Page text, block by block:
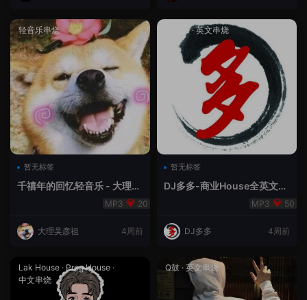
轻音乐串烧
暂无标签
千禧年的回忆轻音乐 - 大理吴
20
大理吴彦祖 4周前
House·英文串烧
暂无标签
DJ多多-商业House全英文经
50
DJ多多 4周前
Lak House · Prog House ·
中文串烧
Q鼓 · 英文串烧